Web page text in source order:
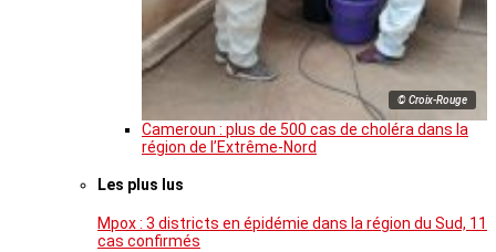
© Croix-Rouge
Cameroun : plus de 500 cas de choléra dans la
région de l’Extrême-Nord
Les plus lus
Mpox : 3 districts en épidémie dans la région du Sud, 11
cas confirmés